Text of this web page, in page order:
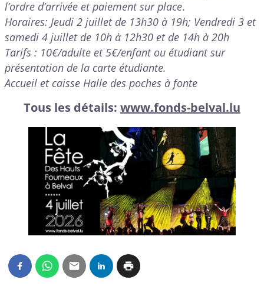
l’ordre d’arrivée et paiement sur place.
Horaires: Jeudi 2 juillet de 13h30 à 19h; Vendredi 3 et
samedi 4 juillet de 10h à 12h30 et de 14h à 20h
Tarifs : 10€/adulte et 5€/enfant ou étudiant sur
présentation de la carte étudiante.
Accueil et caisse Halle des poches à fonte
Tous les détails: www.fonds-belval.lu